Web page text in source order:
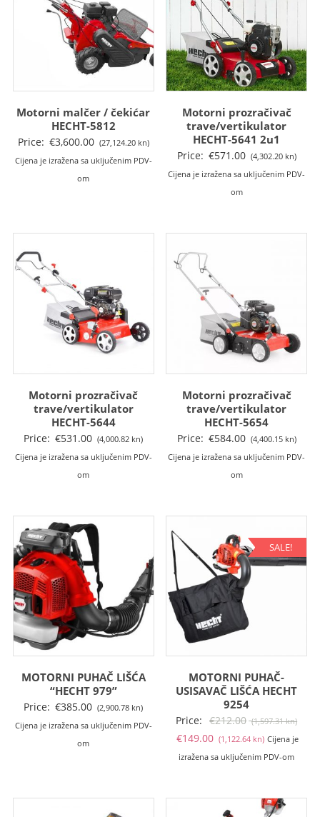
Motorni malčer / čekićar
HECHT-5812
Price: €3,600.00 (27,124.20 kn)
Cijena je izražena sa uključenim PDV-
om
Motorni prozračivač
trave/vertikulator
HECHT-5641 2u1
Price: €571.00 (4,302.20 kn)
Cijena je izražena sa uključenim PDV-
om
Motorni prozračivač
trave/vertikulator
HECHT-5644
Price: €531.00 (4,000.82 kn)
Cijena je izražena sa uključenim PDV-
om
Motorni prozračivač
trave/vertikulator
HECHT-5654
Price: €584.00 (4,400.15 kn)
Cijena je izražena sa uključenim PDV-
om
MOTORNI PUHAČ LIŠĆA
“HECHT 979”
Price: €385.00 (2,900.78 kn)
Cijena je izražena sa uključenim PDV-
om
SALE!
MOTORNI PUHAČ-
USISAVAČ LIŠĆA HECHT
9254
Price: €212.00 (1,597.31 kn)
€149.00 (1,122.64 kn)Trenutna
cijena
(1,122.64
Cijena je
izražena sa uključenim PDV-om